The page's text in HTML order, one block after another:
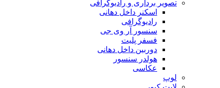
تصویر برداری و رادیوگرافی
اسکنر داخل دهانی
رادیوگرافی
سنسور آر وی جی
فسفر پلیت
دوربین داخل دهانی
هولدر سنسور
عکاسی
لوپ